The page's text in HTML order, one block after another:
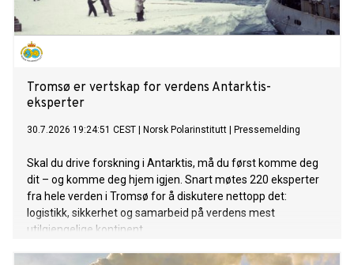
Tromsø er vertskap for verdens Antarktis-
eksperter
30.7.2026 19:24:51 CEST Norsk Polarinstitutt Pressemelding
Skal du drive forskning i Antarktis, må du først komme deg
dit – og komme deg hjem igjen. Snart møtes 220 eksperter
fra hele verden i Tromsø for å diskutere nettopp det:
logistikk, sikkerhet og samarbeid på verdens mest
utilgjengelige kontinent.